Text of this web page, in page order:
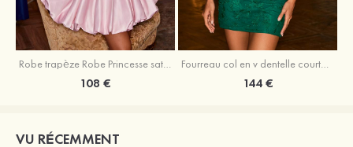
Robe trapèze Robe Princesse satin sans manches courte/mini robe de fête de la rentrée
108 €
Fourreau col en v dentelle courte/mini robe de fête de la rentré avec perles
144 €
VU RÉCEMMENT